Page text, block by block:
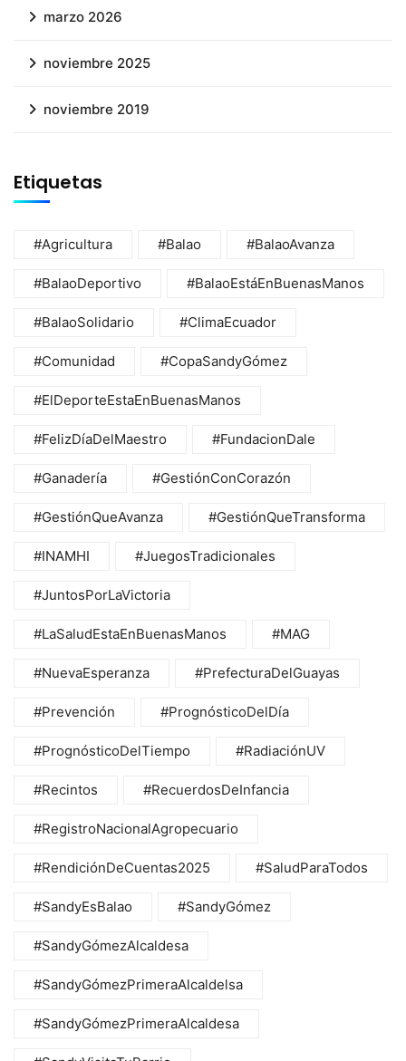
marzo 2026
noviembre 2025
noviembre 2019
Etiquetas
#Agricultura #Balao #BalaoAvanza
#BalaoDeportivo #BalaoEstáEnBuenasManos
#BalaoSolidario #ClimaEcuador
#Comunidad #CopaSandyGómez
#ElDeporteEstaEnBuenasManos
#FelizDíaDelMaestro #FundacionDale
#Ganadería #GestiónConCorazón
#GestiónQueAvanza #GestiónQueTransforma
#INAMHI #JuegosTradicionales
#JuntosPorLaVictoria
#LaSaludEstaEnBuenasManos #MAG
#NuevaEsperanza #PrefecturaDelGuayas
#Prevención #PrognósticoDelDía
#PrognósticoDelTiempo #RadiaciónUV
#Recintos #RecuerdosDeInfancia
#RegistroNacionalAgropecuario
#RendiciónDeCuentas2025 #SaludParaTodos
#SandyEsBalao #SandyGómez
#SandyGómezAlcaldesa
#SandyGómezPrimeraAlcaldelsa
#SandyGómezPrimeraAlcaldesa